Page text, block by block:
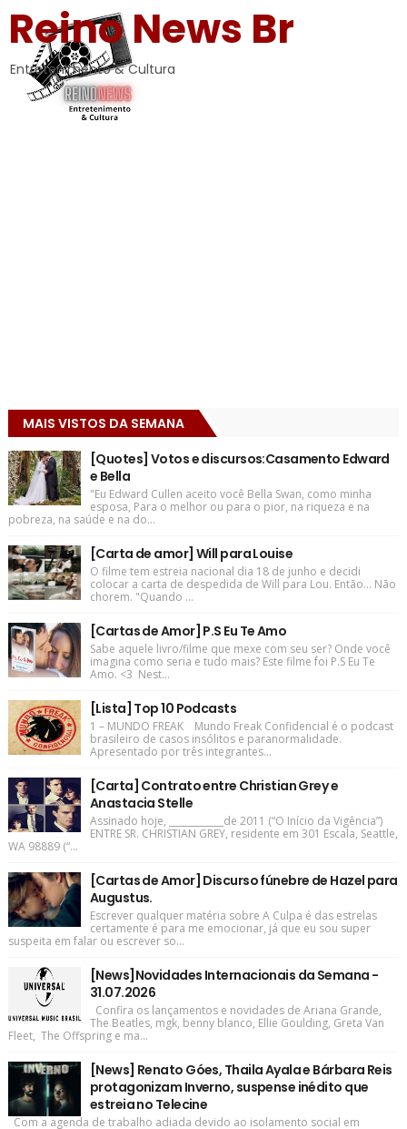
Reino News Br
Entretenimento & Cultura
MAIS VISTOS DA SEMANA
[Quotes] Votos e discursos:Casamento Edward
e Bella
"Eu Edward Cullen aceito você Bella Swan, como minha
esposa, Para o melhor ou para o pior, na riqueza e na
pobreza, na saúde e na do...
[Carta de amor] Will para Louise
O filme tem estreia nacional dia 18 de junho e decidi
colocar a carta de despedida de Will para Lou. Então... Não
chorem. "Quando ...
[Cartas de Amor] P.S Eu Te Amo
Sabe aquele livro/filme que mexe com seu ser? Onde você
imagina como seria e tudo mais? Este filme foi P.S Eu Te
Amo. <3 Nest...
[Lista] Top 10 Podcasts
1 – MUNDO FREAK Mundo Freak Confidencial é o podcast
brasileiro de casos insólitos e paranormalidade.
Apresentado por três integrantes...
[Carta] Contrato entre Christian Grey e
Anastacia Stelle
Assinado hoje, ____________de 2011 (“O Início da Vigência”)
ENTRE SR. CHRISTIAN GREY, residente em 301 Escala, Seattle,
WA 98889 (“...
[Cartas de Amor] Discurso fúnebre de Hazel para
Augustus.
Escrever qualquer matéria sobre A Culpa é das estrelas
certamente é para me emocionar, já que eu sou super
suspeita em falar ou escrever so...
[News]Novidades Internacionais da Semana -
31.07.2026
Confira os lançamentos e novidades de Ariana Grande,
The Beatles, mgk, benny blanco, Ellie Goulding, Greta Van
Fleet, The Offspring e ma...
[News] Renato Góes, Thaila Ayala e Bárbara Reis
protagonizam Inverno, suspense inédito que
estreia no Telecine
Com a agenda de trabalho adiada devido ao isolamento social em